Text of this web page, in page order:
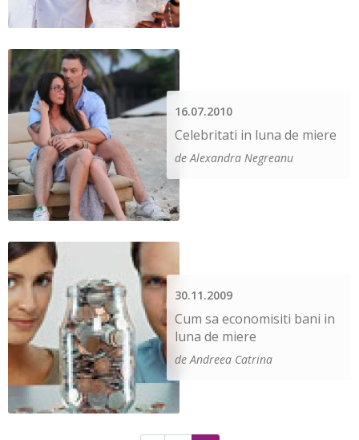
16.07.2010
Celebritati in luna de miere
de Alexandra Negreanu
30.11.2009
Cum sa economisiti bani in
luna de miere
de Andreea Catrina